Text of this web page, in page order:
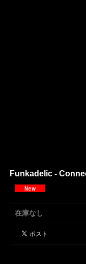
Funkadelic -
在庫なし